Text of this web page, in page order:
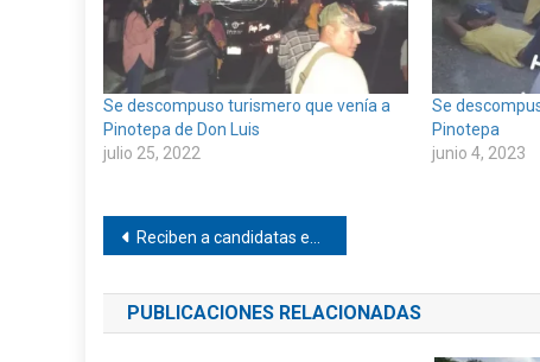
Se descompuso turismero que venía a
Pinotepa de Don Luis
julio 25, 2022
Se
Pinotepa
junio 4, 2023
Navegación
de
entradas
Reciben a candidatas en San Juanito Jicayán
PUBLICACIONES RELACIONADAS